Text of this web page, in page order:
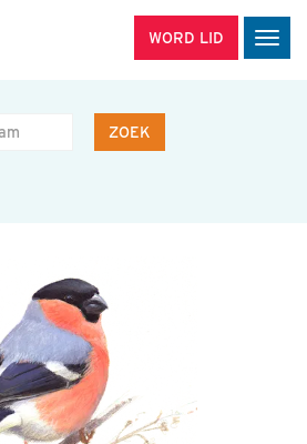
WORD LID
ZOEK